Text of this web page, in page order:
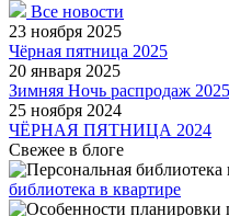
Все новости
23 ноября 2025
Чёрная пятница 2025
20 января 2025
Зимняя Ночь распродаж 2025
25 ноября 2024
ЧЁРНАЯ ПЯТНИЦА 2024
Свежее в блоге
библиотека в квартире